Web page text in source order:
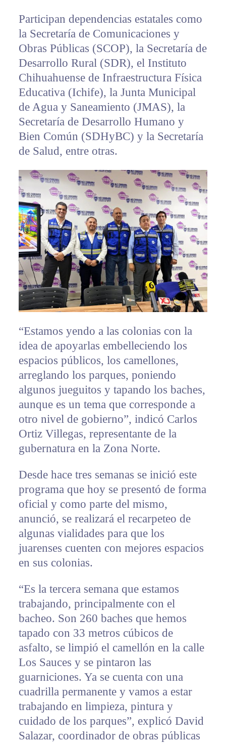
Participan dependencias estatales como
la Secretaría de Comunicaciones y
Obras Públicas (SCOP), la Secretaría de
Desarrollo Rural (SDR), el Instituto
Chihuahuense de Infraestructura Física
Educativa (Ichife), la Junta Municipal
de Agua y Saneamiento (JMAS), la
Secretaría de Desarrollo Humano y
Bien Común (SDHyBC) y la Secretaría
de Salud, entre otras.
“Estamos yendo a las colonias con la
idea de apoyarlas embelleciendo los
espacios públicos, los camellones,
arreglando los parques, poniendo
algunos jueguitos y tapando los baches,
aunque es un tema que corresponde a
otro nivel de gobierno”, indicó Carlos
Ortiz Villegas, representante de la
gubernatura en la Zona Norte.
Desde hace tres semanas se inició este
programa que hoy se presentó de forma
oficial y como parte del mismo,
anunció, se realizará el recarpeteo de
algunas vialidades para que los
juarenses cuenten con mejores espacios
en sus colonias.
“Es la tercera semana que estamos
trabajando, principalmente con el
bacheo. Son 260 baches que hemos
tapado con 33 metros cúbicos de
asfalto, se limpió el camellón en la calle
Los Sauces y se pintaron las
guarniciones. Ya se cuenta con una
cuadrilla permanente y vamos a estar
trabajando en limpieza, pintura y
cuidado de los parques”, explicó David
Salazar, coordinador de obras públicas